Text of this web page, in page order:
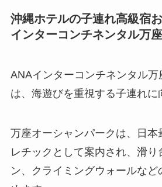
沖縄ホテルの子連れ高級宿
インターコンチネンタル万座
ANAインターコンチネンタル万
は、海遊びを重視する子連れに
万座オーシャンパークは、日本
レチックとして案内され、滑り
ン、クライミングウォールなど